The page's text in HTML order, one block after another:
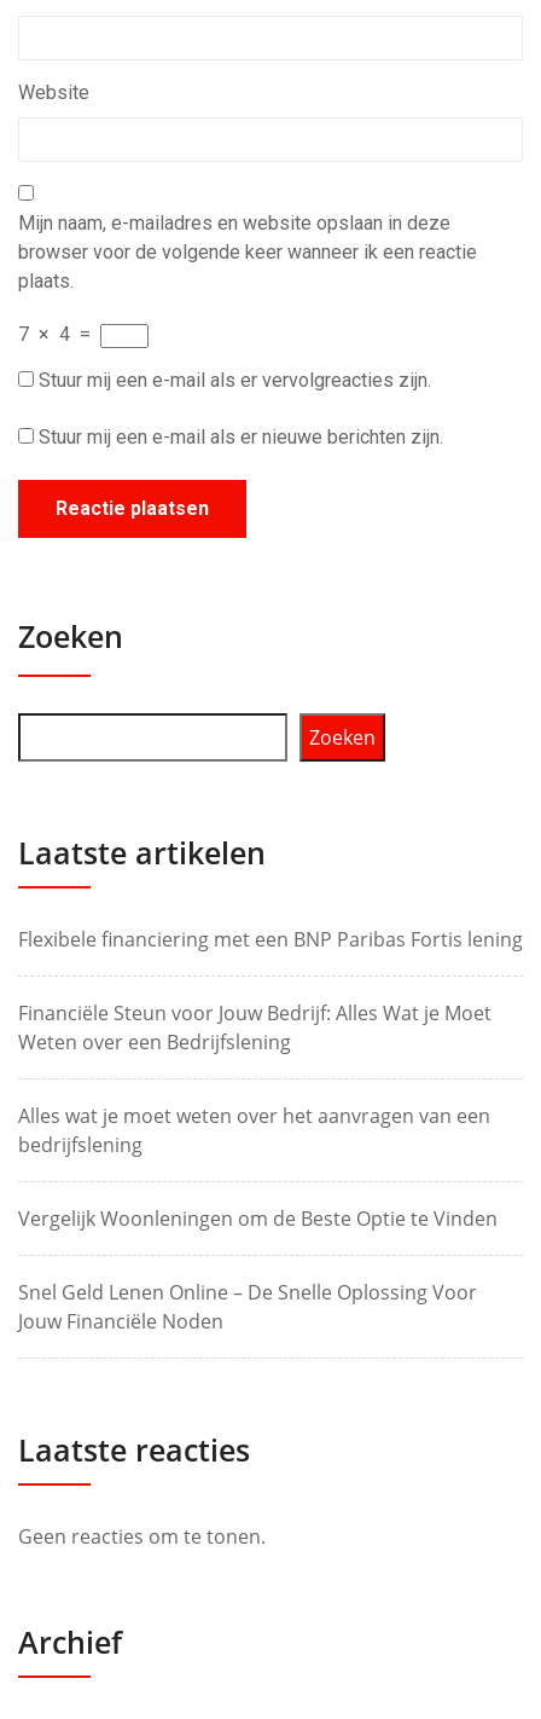
Website
Mijn naam, e-mailadres en website opslaan in deze
browser voor de volgende keer wanneer ik een reactie
plaats.
7 × 4 =
Stuur mij een e-mail als er vervolgreacties zijn.
Stuur mij een e-mail als er nieuwe berichten zijn.
Zoeken
Zoeken
Laatste artikelen
Flexibele financiering met een BNP Paribas Fortis lening
Financiële Steun voor Jouw Bedrijf: Alles Wat je Moet
Weten over een Bedrijfslening
Alles wat je moet weten over het aanvragen van een
bedrijfslening
Vergelijk Woonleningen om de Beste Optie te Vinden
Snel Geld Lenen Online – De Snelle Oplossing Voor
Jouw Financiële Noden
Laatste reacties
Geen reacties om te tonen.
Archief